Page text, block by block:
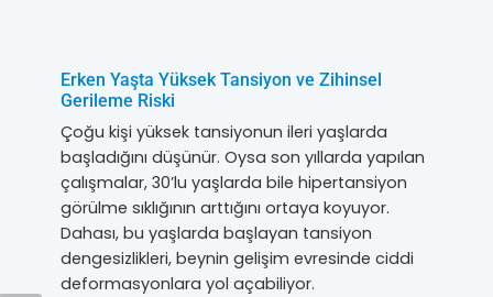
Erken Yaşta Yüksek Tansiyon ve Zihinsel
Gerileme Riski
Çoğu kişi yüksek tansiyonun ileri yaşlarda
başladığını düşünür. Oysa son yıllarda yapılan
çalışmalar, 30’lu yaşlarda bile hipertansiyon
görülme sıklığının arttığını ortaya koyuyor.
Dahası, bu yaşlarda başlayan tansiyon
dengesizlikleri, beynin gelişim evresinde ciddi
deformasyonlara yol açabiliyor.